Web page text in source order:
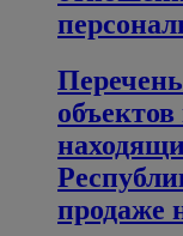
продаже